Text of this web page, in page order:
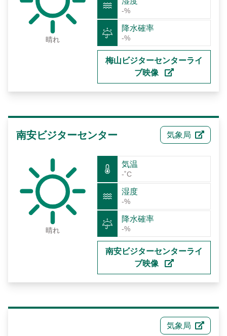
晴れ
-%
降水確率
-%
梅山ビジターセンターライ
ブ映像
南安ビジターセンター 気象局
晴れ
気温
-˚C
湿度
-%
降水確率
-%
南安ビジターセンターライ
ブ映像
気象局